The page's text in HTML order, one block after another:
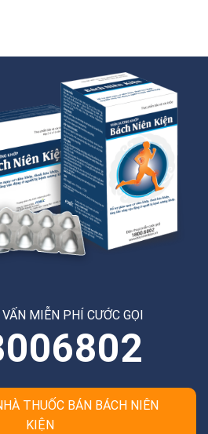
MIỄN PHÍ CƯỚC GỌI
THUỐC BÁN BÁCH NIÊN
KIỆN